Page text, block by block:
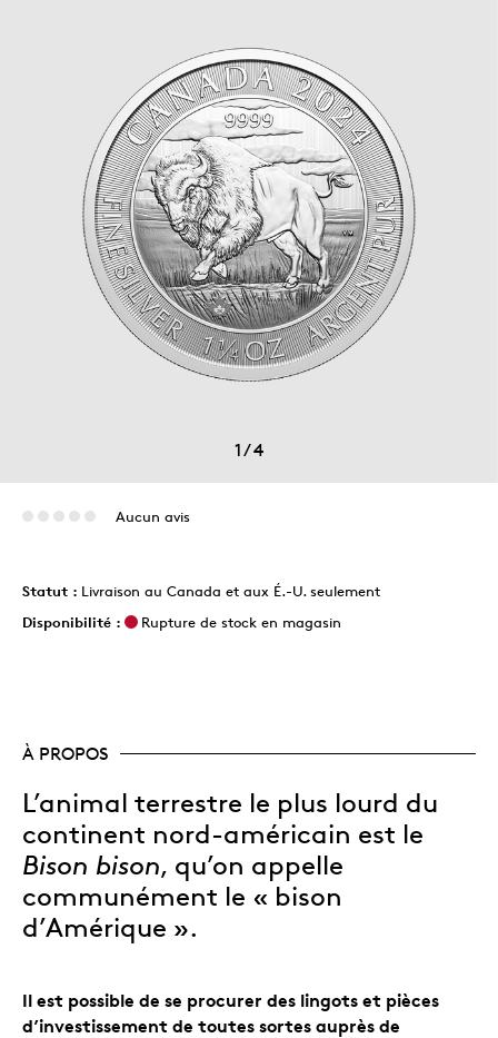
1/4
Aucun avis
Statut : Livraison au Canada et aux É.-U. seulement
Disponibilité :
Rupture de stock en magasin
À PROPOS
L’animal terrestre le plus lourd du
continent nord-américain est le
Bison bison, qu’on appelle
communément le « bison
d’Amérique ».
Il est possible de se procurer des lingots et pièces
d’investissement de toutes sortes auprès de